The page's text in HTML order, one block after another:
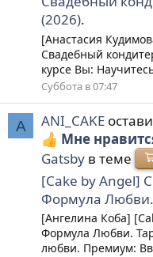
(2026).
[Анастасия
Свадебный
курсе Вы:
Суббота в 07:47
A ANI_CAKE
Мне
Gatsby в теме
[Cake by Angel]
Формула
[Ангелина Коба]
Формула Любви.
любви. Премиум: